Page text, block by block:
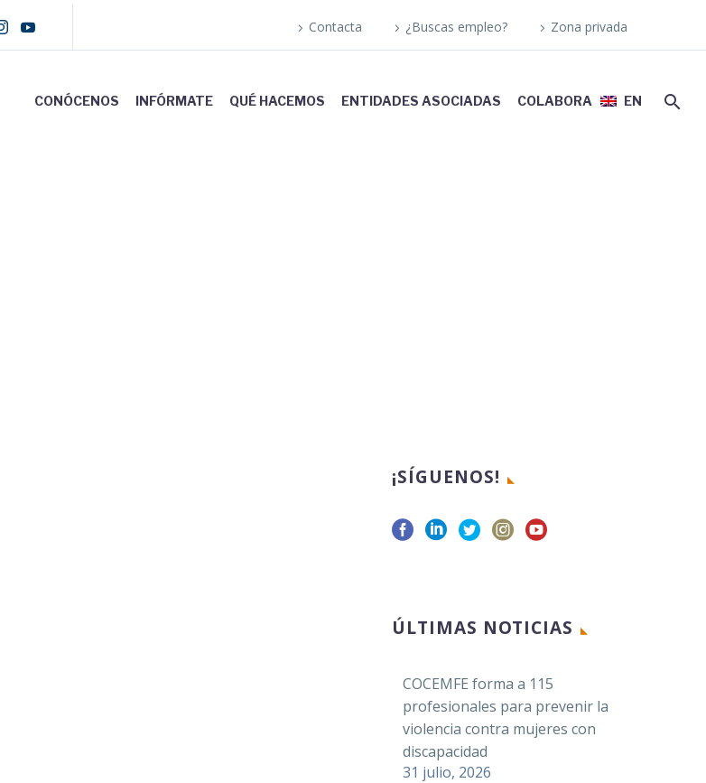
Contacta ¿Buscas empleo? Zona privada
CONÓCENOS INFÓRMATE QUÉ HACEMOS ENTIDADES ASOCIADAS COLABORA EN
¡SÍGUENOS!
ÚLTIMAS NOTICIAS
COCEMFE forma a 115
profesionales para prevenir la
violencia contra mujeres con
discapacidad
31 julio, 2026